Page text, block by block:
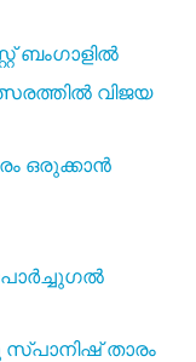
ബംഗാളിൽ
വിജയ
ഒരുക്കാൻ
സ്പാനിഷ് താരം